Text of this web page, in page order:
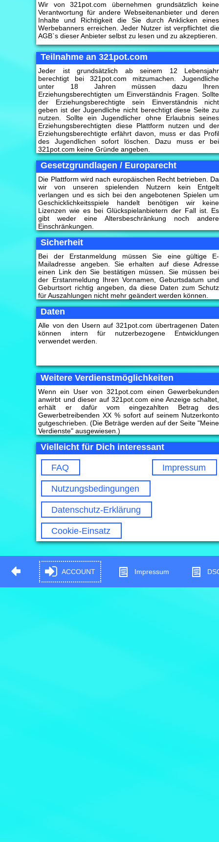
Wir von 321pot.com übernehmen grundsätzlich keine
Verantwortung für andere Webseitenanbieter und deren
Inhalte und Richtigkeit die Sie durch Anklicken eines
Werbebanners erreichen. Jeder Nutzer ist verpflichtet die
AGB`s dieser Anbieter selbst zu lesen und zu akzeptieren.
Teilnahme an 321pot.com
Jeder ist grundsätzlich ab seinem 12 Lebensjahr
berechtigt bei 321pot.com mitzumachen. Jugendliche
unter 18 Jahren müssen dazu Ihren
Erziehungsberechtigten um Einverständnis Fragen. Sollte
der Erziehungsberechtigte sein Einverständnis nicht
geben ist der Jugendliche nicht berechtigt diese Seite zu
nutzen. Sollte ein Jugendlicher ohne Erlaubnis seines
Erziehungsberechtigten diese Plattform nutzen und der
Erziehungsberechtigte erfährt davon, muss er das Profil
des Jugendlichen sofort löschen. Dazu muss er bei
321pot.com keine Gründe angeben.
Gesetzgrundlagen / Europarecht
Die Plattform wird nach europäischen Recht betrieben. Da
wir von unseren spielenden Nutzern kein Entgelt
verlangen und es sich bei den angebotenen Spielen um
Geschicklichkeitsspiele handelt benötigen wir keine
Lizenzen wie es bei Glückspielanbietern der Fall ist. Es
gibt weder eine Altersbeschränkung noch andere
Einschränkungen.
Sicherheit
Bei der Erstanmeldung müssen Sie eine gültige E-
Mailadresse angeben. Sie erhalten auf diese Adresse
einen Link den Sie bestätigen müssen. Sie müssen bei
der Erstanmeldung Ihren Vornamen, Geburtsdatum und
Geburtsort richtig angeben, da diese Daten zum Schutz
für Auszahlungen nicht mehr geändert werden können.
Daten
Alle von den Usern auf 321pot.com übertragenen Daten
können intern für nutzerbezogene Entwicklungen
verwendet werden.
Weitere Verdienstmöglichkeiten
Wenn ein User von 321pot.com einen Gewerbekunden
anwirbt und dieser auf 321pot.com eine Anzeige schaltet,
erhält er dafür vom eingezahlten Betrag des
Gewerbetreibenden XX % sofort auf seinem Nutzerkonto
gutgeschrieben. (Die Beträge werden auf der Seite "Meine
Verdienste" ausgewiesen.)
Vielleicht für Dich interessant
FAQ Impressum
Nutzungsbedingungen
Datenschutz-Erklärung
Cookie-Einsatz
ACCOUNT Impressum